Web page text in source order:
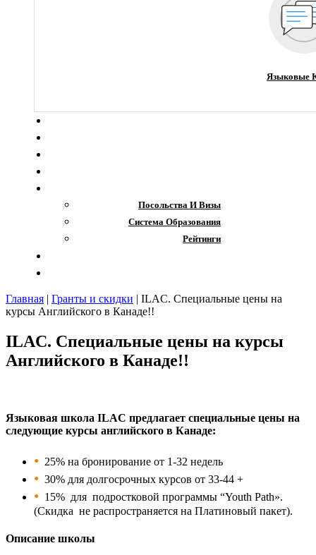
Языковые
Посольства И Визы
Система Образования
Рейтинги
Главная | Гранты и скидки | ILAC. Специальные цены на
курсы Английского в Канаде!!
ILAC. Специальные цены на курсы
Английского в Канаде!!
Языковая школа ILAC предлагает специальные цены на
следующие курсы английского в Канаде:
25% на бронирование от 1-32 недель
30% для долгосрочных курсов от 33-44 +
15% для подростковой программы “Youth Path».
(Скидка не распространяется на Платиновый пакет).
Описание школы